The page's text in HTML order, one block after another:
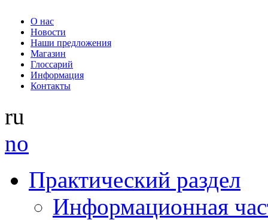
О нас
Новости
Наши предложения
Магазин
Глоссарий
Информация
Контакты
ru
no
Практический раздел
Информационная